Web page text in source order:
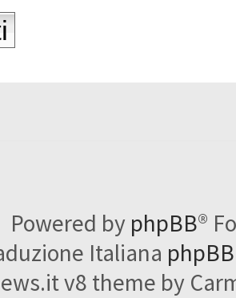
Powered by phpBB®
Italiana
v8 theme by